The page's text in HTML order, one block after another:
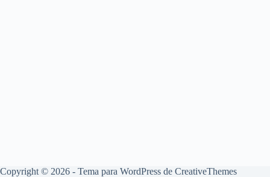
Copyright © 2026 - Tema para WordPress de CreativeThemes